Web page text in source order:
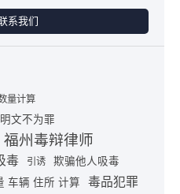
系我们
量计算
文不为罪
州毒辩律师
毒 引诱 欺骗他人吸毒
车辆 住所 计算 毒品犯罪